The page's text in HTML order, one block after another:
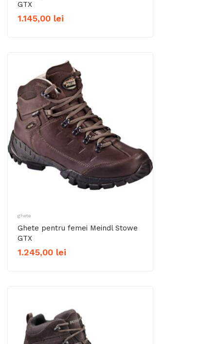
GTX
1.145,00 lei
ghete
Ghete pentru femei Meindl Stowe
GTX
1.245,00 lei